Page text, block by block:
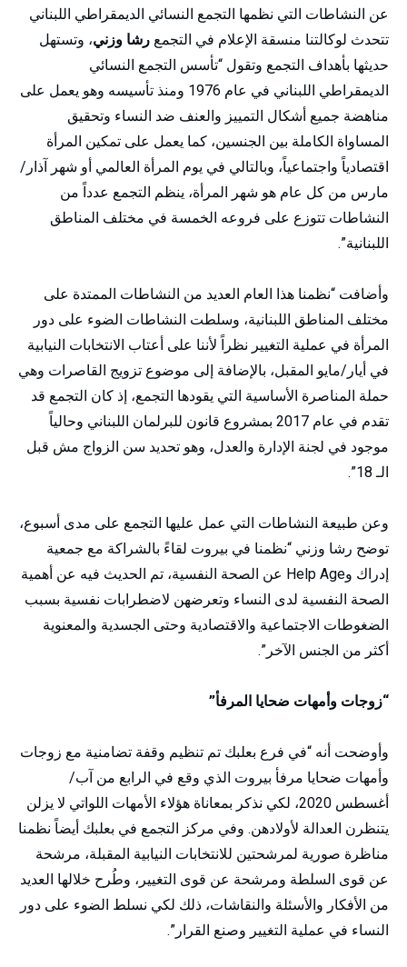
عن النشاطات التي نظمها التجمع النسائي الديمقراطي اللبناني
تتحدث لوكالتنا منسقة الإعلام في التجمع رشا وزني، وتستهل
حديثها بأهداف التجمع وتقول “تأسس التجمع النسائي
الديمقراطي اللبناني في عام 1976 ومنذ تأسيسه وهو يعمل على
مناهضة جميع أشكال التمييز والعنف ضد النساء وتحقيق
المساواة الكاملة بين الجنسين، كما يعمل على تمكين المرأة
اقتصادياً واجتماعياً، وبالتالي في يوم المرأة العالمي أو شهر آذار/
مارس من كل عام هو شهر المرأة، ينظم التجمع عدداً من
النشاطات تتوزع على فروعه الخمسة في مختلف المناطق
اللبنانية”.
وأضافت “نظمنا هذا العام العديد من النشاطات الممتدة على
مختلف المناطق اللبنانية، وسلطت النشاطات الضوء على دور
المرأة في عملية التغيير نظراً لأننا على أعتاب الانتخابات النيابية
في أيار/مايو المقبل، بالإضافة إلى موضوع تزويج القاصرات وهي
حملة المناصرة الأساسية التي يقودها التجمع، إذ كان التجمع قد
تقدم في عام 2017 بمشروع قانون للبرلمان اللبناني وحالياً
موجود في لجنة الإدارة والعدل، وهو تحديد سن الزواج مش قبل
الـ 18”.
وعن طبيعة النشاطات التي عمل عليها التجمع على مدى أسبوع،
توضح رشا وزني “نظمنا في بيروت لقاءً بالشراكة مع جمعية
إدراك وHelp Age عن الصحة النفسية، تم الحديث فيه عن أهمية
الصحة النفسية لدى النساء وتعرضهن لاضطرابات نفسية بسبب
الضغوطات الاجتماعية والاقتصادية وحتى الجسدية والمعنوية
أكثر من الجنس الآخر”.
“زوجات وأمهات ضحايا المرفأ”
وأوضحت أنه “في فرع بعلبك تم تنظيم وقفة تضامنية مع زوجات
وأمهات ضحايا مرفأ بيروت الذي وقع في الرابع من آب/
أغسطس 2020، لكي نذكر بمعاناة هؤلاء الأمهات اللواتي لا يزلن
يتنظرن العدالة لأولادهن. وفي مركز التجمع في بعلبك أيضاً نظمنا
مناظرة صورية لمرشحتين للانتخابات النيابية المقبلة، مرشحة
عن قوى السلطة ومرشحة عن قوى التغيير، وطُرح خلالها العديد
من الأفكار والأسئلة والنقاشات، ذلك لكي نسلط الضوء على دور
النساء في عملية التغيير وصنع القرار”.